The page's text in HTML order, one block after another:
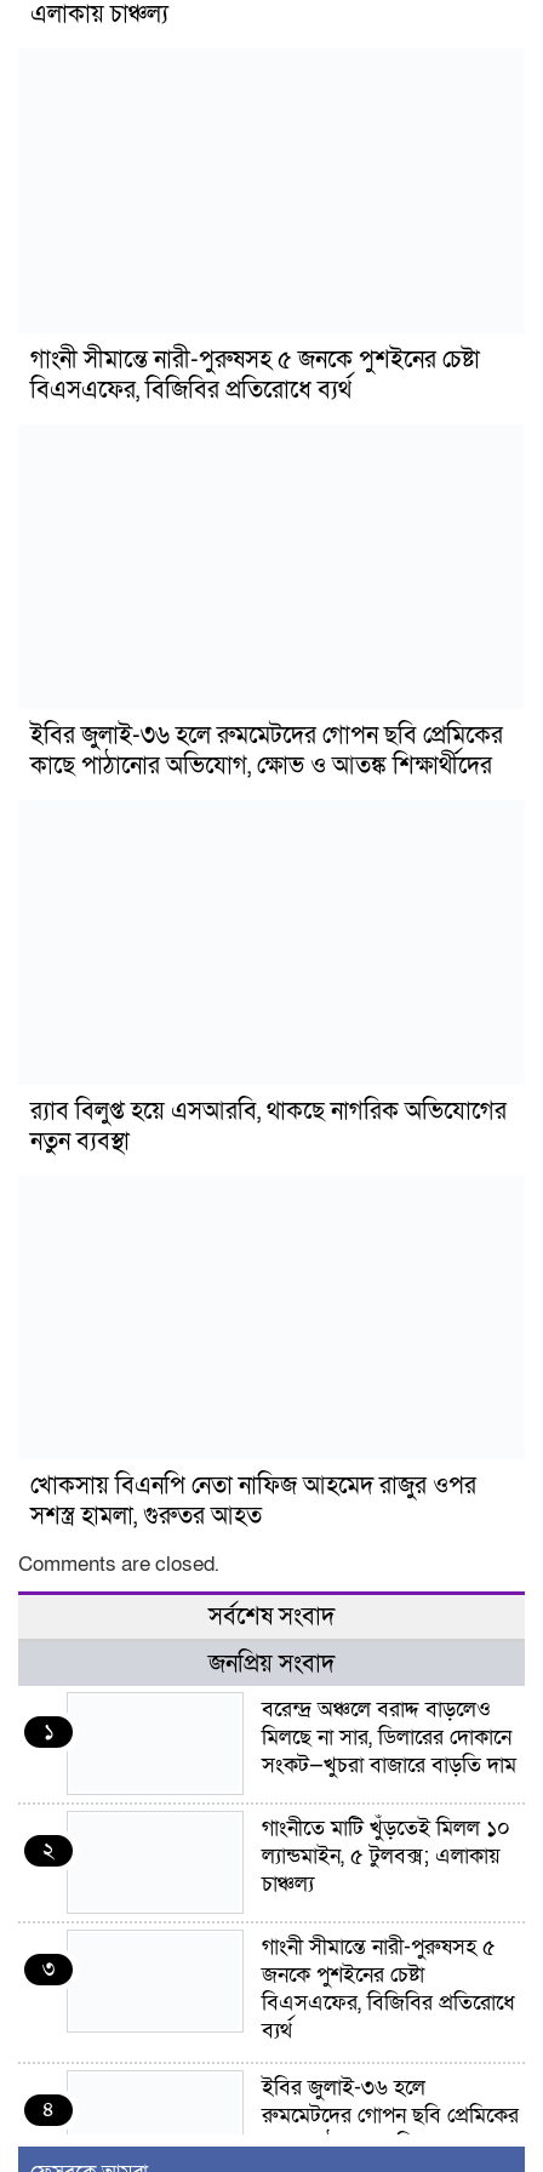
এলাকায় চাঞ্চল্য
গাংনী সীমান্তে নারী-পুরুষসহ ৫ জনকে পুশইনের চেষ্টা
বিএসএফের, বিজিবির প্রতিরোধে ব্যর্থ
ইবির জুলাই-৩৬ হলে রুমমেটদের গোপন ছবি প্রেমিকের
কাছে পাঠানোর অভিযোগ, ক্ষোভ ও আতঙ্ক শিক্ষার্থীদের
র‍্যাব বিলুপ্ত হয়ে এসআরবি, থাকছে নাগরিক অভিযোগের
নতুন ব্যবস্থা
খোকসায় বিএনপি নেতা নাফিজ আহমেদ রাজুর ওপর
সশস্ত্র হামলা, গুরুতর আহত
Comments are closed.
সর্বশেষ সংবাদ
জনপ্রিয় সংবাদ
১
বরেন্দ্র অঞ্চলে বরাদ্দ বাড়লেও
মিলছে না সার, ডিলারের দোকানে
সংকট—খুচরা বাজারে বাড়তি দাম
২
গাংনীতে মাটি খুঁড়তেই মিলল ১০
ল্যান্ডমাইন, ৫ টুলবক্স; এলাকায়
চাঞ্চল্য
৩
গাংনী সীমান্তে নারী-পুরুষসহ ৫
জনকে পুশইনের চেষ্টা
বিএসএফের, বিজিবির প্রতিরোধে
ব্যর্থ
৪
ইবির জুলাই-৩৬ হলে
রুমমেটদের গোপন ছবি প্রেমিকের
কাছে পাঠানোর অভিযোগ, ক্ষোভ